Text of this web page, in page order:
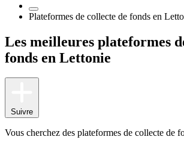
Plateformes de collecte de fonds en
Les meilleures plateformes
fonds en Lettonie
Suivre
Vous cherchez des plateformes de collecte de